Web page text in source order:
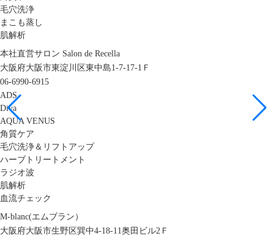
毛穴洗浄
まこも蒸し
肌解析
本社直営サロン Salon de Recella
大阪府大阪市東淀川区東中島1-7-17-1Ｆ
06-6990-6915
ADS
Diva
AQUA VENUS
角質ケア
毛穴洗浄＆リフトアップ
ハーブトリートメント
ラジオ波
肌解析
血流チェック
M-blanc(エムブラン）
大阪府大阪市生野区巽中4-18-11奥田ビル2Ｆ